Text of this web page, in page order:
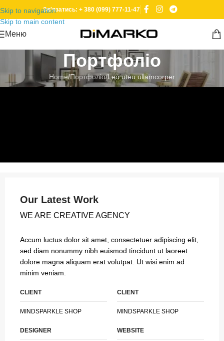
Skip to navigation
Skip to main content
Зв'язатись: + 380 (099) 777-11-47
Меню
Портфоліо
Home Портфоліо Leo uteu ullamcorper
Our Latest Work
WE ARE CREATIVE AGENCY
Accum luctus dolor sit amet, consectetuer adipiscing elit,
sed diam nonummy nibh euismod tincidunt ut laoreet
dolore magna aliquam erat volutpat. Ut wisi enim ad
minim veniam.
CLIENT
MINDSPARKLE SHOP
CLIENT
MINDSPARKLE SHOP
DESIGNER WEBSITE